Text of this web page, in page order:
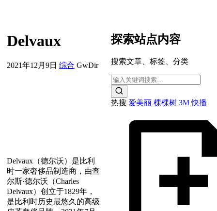
Delvaux
2021年12月9日 综合 GwDir
Delvaux（德尔沃）是比利
时一家奢侈品制造商，由查
尔斯·德尔沃（Charles
Delvaux）创立于1829年，
是比利时历史最悠久的高级
探索站点内容
搜索文章、标签、分类
热搜 爱美丽 棵棵树 3M 快播